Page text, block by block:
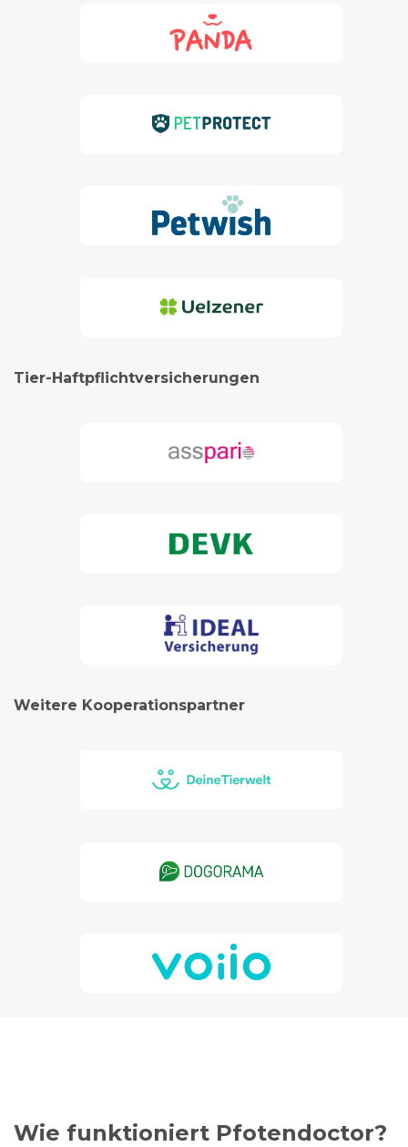
Tier-Haftpflichtversicherungen
Weitere Kooperationspartner
Wie funktioniert Pfotendoctor?